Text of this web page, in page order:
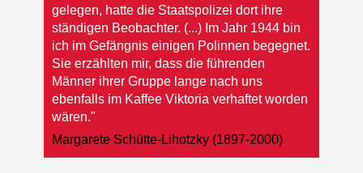
gelegen, hatte die Staatspolizei dort ihre
ständigen Beobachter. (...) Im Jahr 1944 bin
ich im Gefängnis einigen Polinnen begegnet.
Sie erzählten mir, dass die führenden
Männer ihrer Gruppe lange nach uns
ebenfalls im Kaffee Viktoria verhaftet worden
wären."
Margarete Schütte-Lihotzky (1897-2000)